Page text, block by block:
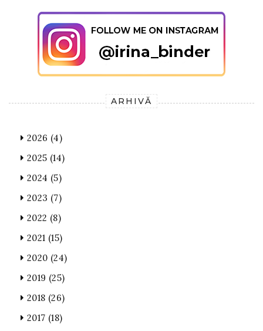
ARHIVĂ
2026 (4)
2025 (14)
2024 (5)
2023 (7)
2022 (8)
2021 (15)
2020 (24)
2019 (25)
2018 (26)
2017 (18)